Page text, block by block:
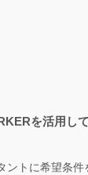
を活用し
ントに希望条件